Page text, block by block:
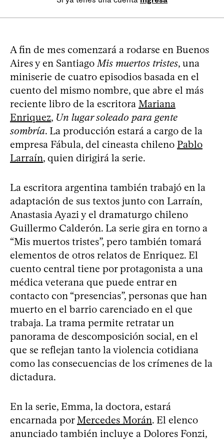
A fin de mes comenzará a rodarse en Buenos
Aires y en SantiagoMis muertos tristes, una
miniserie de cuatro episodios basada en el
cuento del mismo nombre, que abre el más
reciente libro de la escritora Mariana
Enriquez, Un lugar soleado para gente
sombría. La producción estará a cargo de la
empresa Fábula, del cineasta chileno Pablo
Larraín, quien dirigirá la serie.
La escritora argentina también trabajó en la
adaptación de sus textos junto con Larraín,
Anastasia Ayazi y el dramaturgo chileno
Guillermo Calderón. La serie gira en torno a
“Mis muertos tristes”, pero también tomará
elementos de otros relatos de Enriquez. El
cuento central tiene por protagonista a una
médica veterana que puede entrar en
contacto con “presencias”, personas que han
muerto en el barrio carenciado en el que
trabaja. La trama permite retratar un
panorama de descomposición social, en el
que se reflejan tanto la violencia cotidiana
como las consecuencias de los crímenes de la
dictadura.
En la serie, Emma, la doctora, estará
encarnada porMercedes Morán. El elenco
anunciado también incluye a Dolores Fonzi,